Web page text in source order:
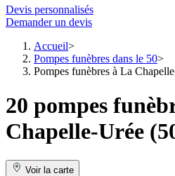
Devis personnalisés
Demander un devis
Accueil
Pompes funèbres dans le 50
Pompes funèbres à La
20 pompes
Chapelle-Urée
Voir la carte